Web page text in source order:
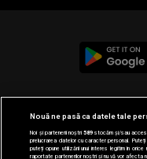
© 2019-2026 DOGAN
Nouă ne pasă ca datele tale
Noi și partenerii noștri589stocăm și/sau
prelucrarea datelor cu caracter personal.
puteți opune utilizării unui interes legitim în
raportate partenerilor noștri și nu vă vor afecta